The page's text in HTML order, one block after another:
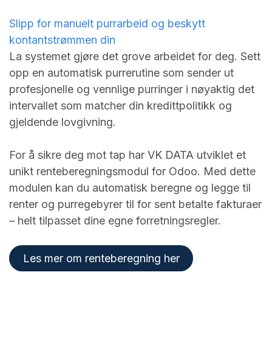
Slipp for manuelt purrarbeid og beskytt
kontantstrømmen din
La systemet gjøre det grove arbeidet for deg. Sett
opp en automatisk purrerutine som sender ut
profesjonelle og vennlige purringer i nøyaktig det
intervallet som matcher din kredittpolitikk og
gjeldende lovgivning.
For å sikre deg mot tap har VK DATA utviklet et
unikt renteberegningsmodul for Odoo. Med dette
modulen kan du automatisk beregne og legge til
renter og purregebyrer til for sent betalte fakturaer
– helt tilpasset dine egne forretningsregler.
Les mer om renteberegning her